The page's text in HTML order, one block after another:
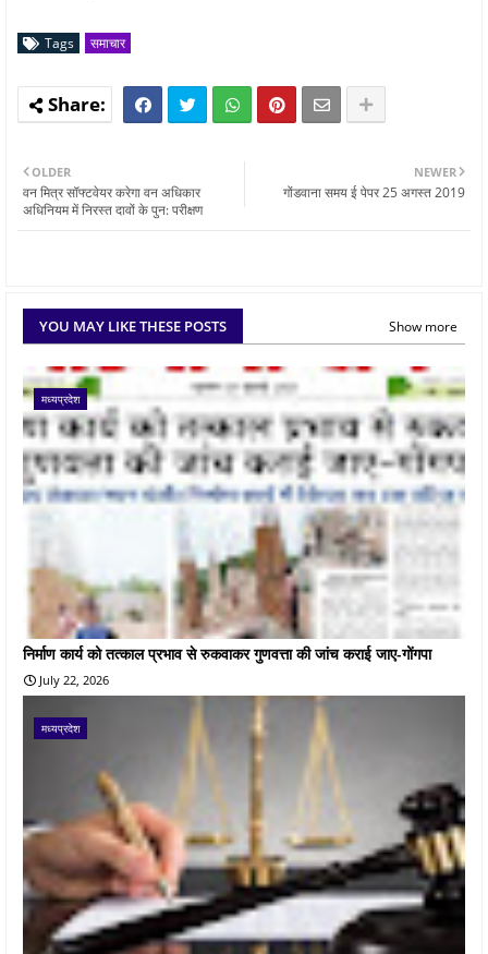
Tags समाचार
NEWER
गोंडवाना समय ई पेपर 25 अगस्त 2019
OLDER
वन मित्र सॉफ्टवेयर करेगा वन अधिकार
अधिनियम में निरस्त दावों के पुन: परीक्षण
YOU MAY LIKE THESE POSTS Show more
मध्यप्रदेश
निर्माण कार्य को तत्काल प्रभाव से रुकवाकर गुणवत्ता की जांच कराई जाए-गोंगपा
July 22, 2026
मध्यप्रदेश